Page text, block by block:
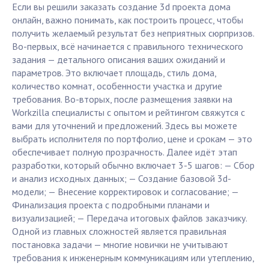
Если вы решили заказать создание 3d проекта дома
онлайн, важно понимать, как построить процесс, чтобы
получить желаемый результат без неприятных сюрпризов.
Во-первых, всё начинается с правильного технического
задания — детального описания ваших ожиданий и
параметров. Это включает площадь, стиль дома,
количество комнат, особенности участка и другие
требования. Во-вторых, после размещения заявки на
Workzilla специалисты с опытом и рейтингом свяжутся с
вами для уточнений и предложений. Здесь вы можете
выбрать исполнителя по портфолио, цене и срокам — это
обеспечивает полную прозрачность. Далее идёт этап
разработки, который обычно включает 3-5 шагов: — Сбор
и анализ исходных данных; — Создание базовой 3d-
модели; — Внесение корректировок и согласование; —
Финализация проекта с подробными планами и
визуализацией; — Передача итоговых файлов заказчику.
Одной из главных сложностей является правильная
постановка задачи — многие новички не учитывают
требования к инженерным коммуникациям или утеплению,